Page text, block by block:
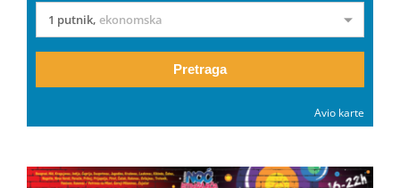
1 putnik, ekonomska
Pretraga
Avio karte